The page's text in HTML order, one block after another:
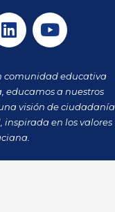
L
i
k
e
d
i
n
Y
o
t
u
b
e
comunidad educativa
educamos a nuestros
visión de ciudadanía
en los valores